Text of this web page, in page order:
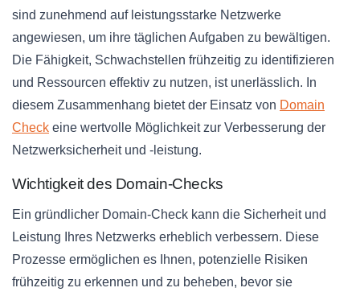
sind zunehmend auf leistungsstarke Netzwerke
angewiesen, um ihre täglichen Aufgaben zu bewältigen.
Die Fähigkeit, Schwachstellen frühzeitig zu identifizieren
und Ressourcen effektiv zu nutzen, ist unerlässlich. In
diesem Zusammenhang bietet der Einsatz von Domain
Check eine wertvolle Möglichkeit zur Verbesserung der
Netzwerksicherheit und -leistung.
Wichtigkeit des Domain-Checks
Ein gründlicher Domain-Check kann die Sicherheit und
Leistung Ihres Netzwerks erheblich verbessern. Diese
Prozesse ermöglichen es Ihnen, potenzielle Risiken
frühzeitig zu erkennen und zu beheben, bevor sie